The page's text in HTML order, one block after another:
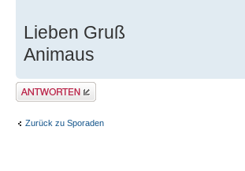
Lieben Gruß
Animaus
Antwort erstellen
Zurück zu Sporaden